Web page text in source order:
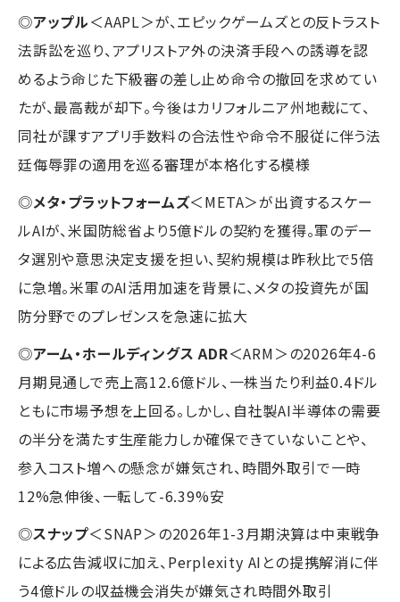
◎アップル＜AAPL＞が、エピックゲームズとの反トラスト
法訴訟を巡り、アプリストア外の決済手段への誘導を認
めるよう命じた下級審の差し止め命令の撤回を求めてい
たが、最高裁が却下。今後はカリフォルニア州地裁にて、
同社が課すアプリ手数料の合法性や命令不服従に伴う法
廷侮辱罪の適用を巡る審理が本格化する模様
◎メタ・プラットフォームズ＜META＞が出資するスケー
ルAIが、米国防総省より5億ドルの契約を獲得。軍のデー
タ選別や意思決定支援を担い、契約規模は昨秋比で5倍
に急増。米軍のAI活用加速を背景に、メタの投資先が国
防分野でのプレゼンスを急速に拡大
◎アーム・ホールディングス ADR＜ARM＞の2026年4-6
月期見通しで売上高12.6億ドル、一株当たり利益0.4ドル
ともに市場予想を上回る。しかし、自社製AI半導体の需要
の半分を満たす生産能力しか確保できていないことや、
参入コスト増への懸念が嫌気され、時間外取引で一時
12%急伸後、一転して-6.39%安
◎スナップ＜SNAP＞の2026年1-3月期決算は中東戦争
による広告減収に加え、Perplexity AIとの提携解消に伴
う4億ドルの収益機会消失が嫌気され時間外取引